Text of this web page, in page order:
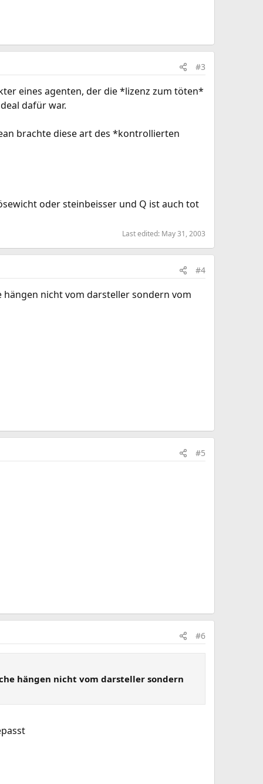
#3
eines agenten, der die *lizenz zum töten*
dafür war.
brachte diese art des *kontrollierten
oder steinbeisser und Q ist auch tot
Last edited: May 31, 2003
#4
hängen nicht vom darsteller sondern vom
#5
#6
hängen nicht vom darsteller sondern